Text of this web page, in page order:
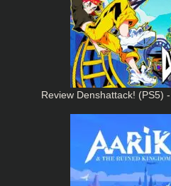
Review Denshattack! (PS5)